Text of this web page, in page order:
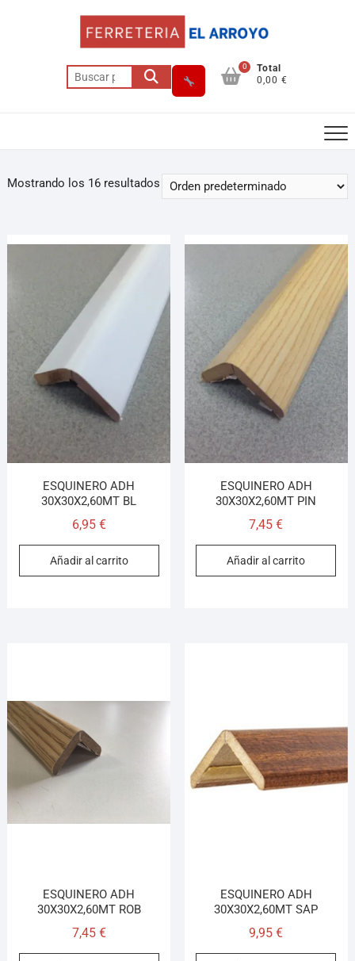
0
Total
0,00 €
Mostrando los 16 resultados
ESQUINERO ADH
30X30X2,60MT BL
6,95 €
Añadir al carrito
ESQUINERO ADH
30X30X2,60MT PIN
7,45€
Añadir al carrito
ESQUINERO ADH
30X30X2,60MT ROB
7,45 €
ESQUINERO ADH
30X30X2,60MT SAP
9,95€
Asesor El Arroyo
En línea · responde en segundos
Llamar Cómo llegar
¡Hola! Soy el asesor virtual de Ferretería El Arroyo.
Cuéntame qué necesitas y te ayudo a encontrarlo,
aunque no sepas el nombre exacto